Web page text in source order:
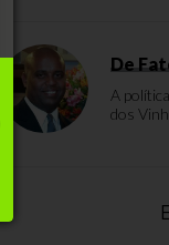
De
A
dos